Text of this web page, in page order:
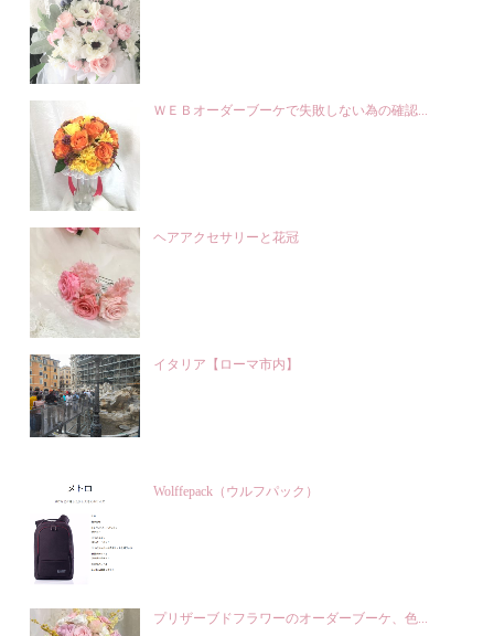
ＷＥＢオーダーブーケで失敗しない為の確認...
ヘアアクセサリーと花冠
イタリア【ローマ市内】
Wolffepack（ウルフパック）
プリザーブドフラワーのオーダーブーケ、色...